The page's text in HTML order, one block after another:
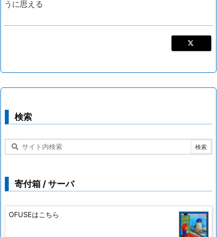
うに思える
検索
寄付箱 / サーバ
OFUSEはこちら